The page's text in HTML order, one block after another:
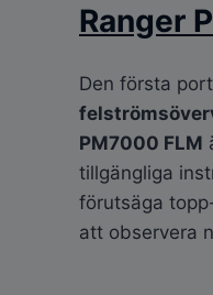
Ranger
Den första
PM7000 FLM
tillgängliga
förutsäga
att observera